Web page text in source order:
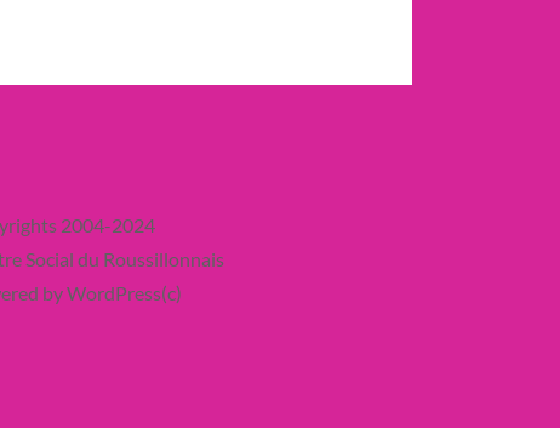
2004-2024
Social du Roussillonnais
by WordPress(c)